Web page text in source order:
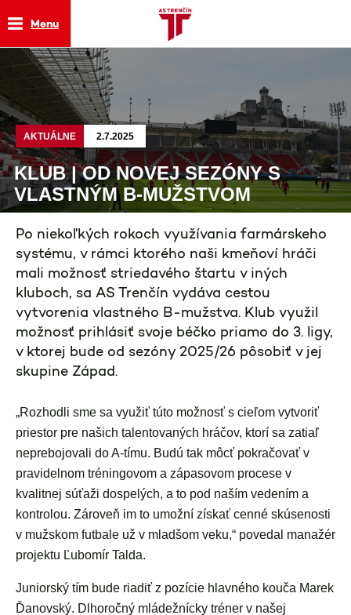
Menu
AKTUÁLNE 2.7.2025
KLUB | OD NOVEJ SEZÓNY S
VLASTNÝM B-MUŽSTVOM
Po niekoľkých rokoch využívania farmárskeho
systému, v rámci ktorého naši kmeňoví hráči
mali možnosť striedavého štartu v iných
kluboch, sa AS Trenčín vydáva cestou
vytvorenia vlastného B-mužstva. Klub využil
možnosť prihlásiť svoje béčko priamo do 3. ligy,
v ktorej bude od sezóny 2025/26 pôsobiť v jej
skupine Západ.
„Rozhodli sme sa využiť túto možnosť s cieľom vytvoriť
priestor pre našich talentovaných hráčov, ktorí sa zatiaľ
neprebojovali do A-tímu. Budú tak môcť pokračovať v
pravidelnom tréningovom a zápasovom procese v
kvalitnej súťaži dospelých, a to pod naším vedením a
kontrolou. Zároveň im to umožní získať cenné skúsenosti
v mužskom futbale už v mladšom veku,“ povedal manažér
projektu Ľubomír Talda.
Juniorský tím bude riadiť z pozície hlavného kouča Marek
Ďanovský. Dlhoročný mládežnícky tréner v našej